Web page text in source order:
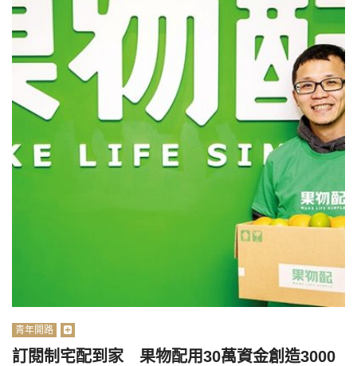
青年開路
訂閱制宅配到家 果物配用30萬資金創造3000